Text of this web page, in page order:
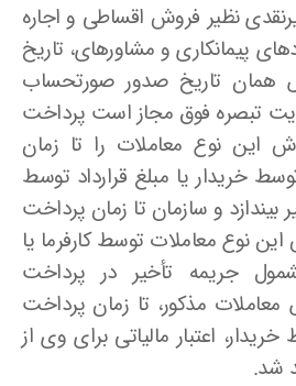
غیرنقدی نظیر فروش اقساطی و اجاره
پیمانکاری و مشاورهای، تاریخ
همان تاریخ صدور صورتحساب
تبصره فوق مجاز است پرداخت
این نوع معاملات را تا زمان
خریدار یا مبلغ قرارداد توسط
بیندازد و سازمان تا زمان پرداخت
نوع معاملات توسط کارفرما یا
جریمه تأخیر در پرداخت
مذکور، تا زمان پرداخت
اعتبار مالیاتی برای وی از
شد.